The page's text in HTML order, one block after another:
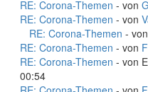
RE: Corona-Themen - von
RE: Corona-Themen - von
RE: Corona-Themen - von
RE: Corona-Themen - von
RE: Corona-Themen - von
00:54